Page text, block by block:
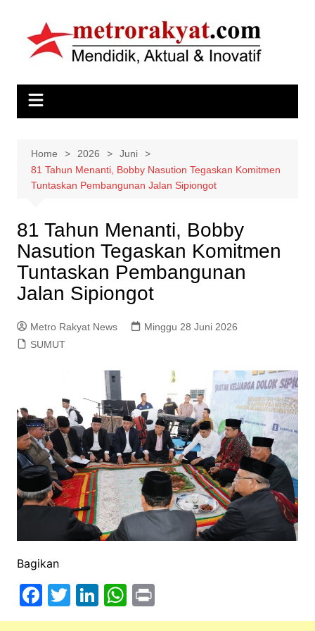
content
Home 2026
Juni
81 Tahun Menanti, Bobby Nasution Tegaskan Komitmen
Tuntaskan Pembangunan Jalan Sipiongot
81 Tahun Menanti, Bobby
Nasution Tegaskan Komitmen
Tuntaskan Pembangunan
Jalan Sipiongot
Metro Rakyat News
Minggu 28 Juni 2026
SUMUT
Bagikan
F
a
T
w
Li
n
W
h
Pr
in